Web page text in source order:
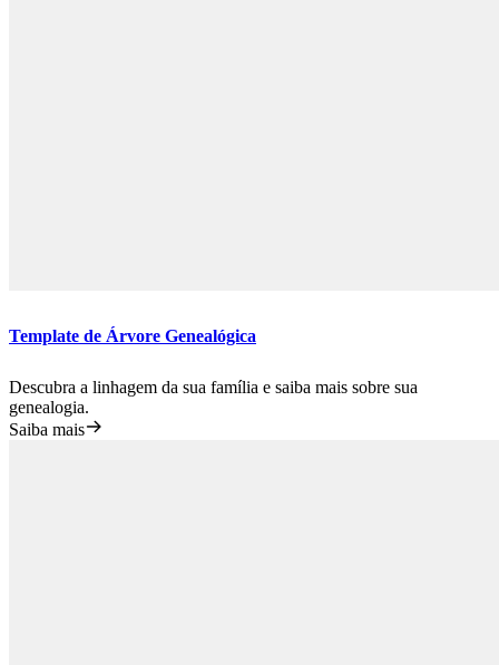
Template de Árvore Genealógica
Descubra a linhagem da sua família e saiba mais sobre sua
genealogia.
Saiba mais